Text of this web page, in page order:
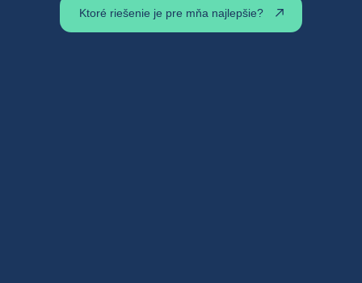
Ktoré riešenie je pre mňa najlepšie?